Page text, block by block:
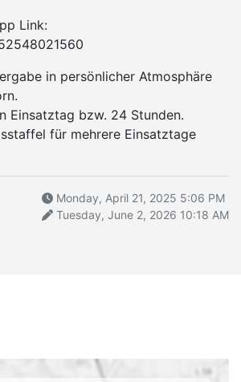
Link:
in persönlicher Atmosphäre
Einsatztag bzw. 24 Stunden.
für mehrere Einsatztage
Monday, April 21, 2025 5:06 PM
Tuesday, June 2, 2026 10:18 AM